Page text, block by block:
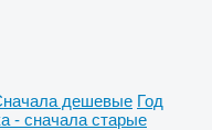
дешевые Год
- сначала старые